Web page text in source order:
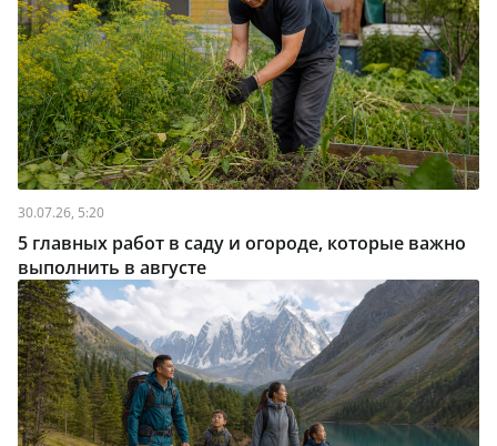
30.07.26, 5:20
5 главных работ в саду и огороде, которые важно
выполнить в августе